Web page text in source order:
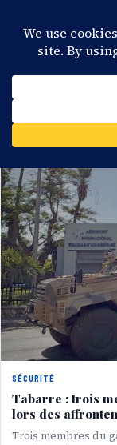
SÉCURITÉ
Tabarre : trois
lors des
Trois membres du